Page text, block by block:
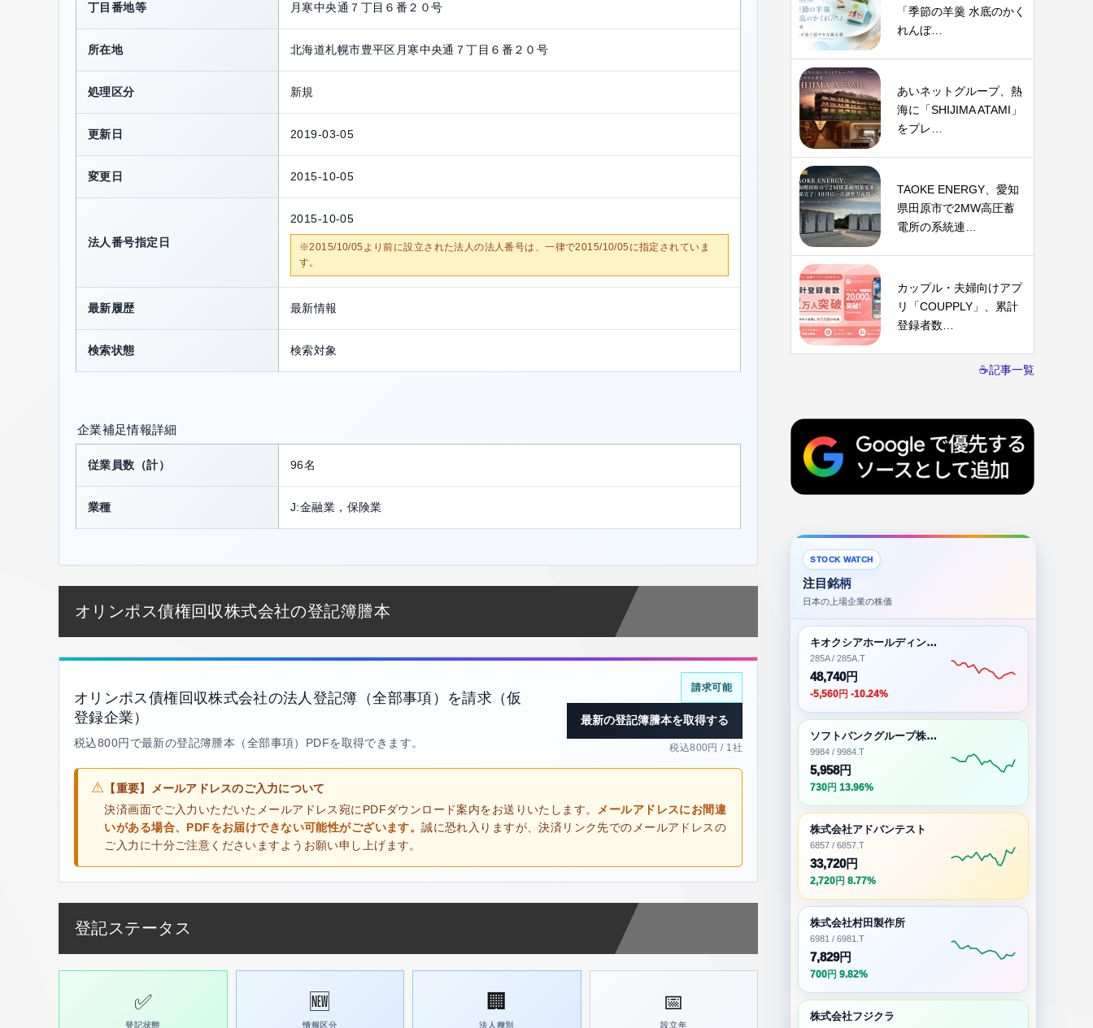
丁目番地等 月寒中央通７丁目６番２０号
所在地 北海道札幌市豊平区月寒中央通７丁目６番２０号
処理区分 新規
更新日 2019-03-05
変更日 2015-10-05
法人番号指定日
2015-10-05
※2015/10/05より前に設立された法人の法人番号は、一律で2015/10/05に指定されていま
す。
最新履歴 最新情報
検索状態 検索対象
企業補足情報詳細
従業員数（計） 96名
業種 J:金融業，保険業
オリンポス債権回収株式会社の登記簿謄本
オリンポス債権回収株式会社の法人登記簿（全部事項）を請求（仮
登録企業）
税込800円で最新の登記簿謄本（全部事項）PDFを取得できます。
請求可能
最新の登記簿謄本を取得する
税込800円 / 1社
⚠ 【重要】メールアドレスのご入力について
決済画面でご入力いただいたメールアドレス宛にPDFダウンロード案内をお送りいたします。 メールアドレスにお間違
いがある場合、PDFをお届けできない可能性がございます。誠に恐れ入りますが、決済リンク先でのメールアドレスの
ご入力に十分ご注意くださいますようお願い申し上げます。
登記ステータス
✅
登記状態
🆕
情報区分
🏢
法人種別
📅
設立年
「季節の羊羹 水底のかく
れんぼ…
あいネットグループ、熱
海に「SHIJIMA ATAMI」
をプレ…
TAOKE ENERGY、愛知
県田原市で2MW高圧蓄
電所の系統連…
カップル・夫婦向けアプ
リ「COUPPLY」、累計
登録者数…
☕記事一覧
STOCK WATCH
注目銘柄
日本の上場企業の株価
キオクシアホールディングス株式会社
285A / 285A.T
48,740円
-5,560円 -10.24%
ソフトバンクグループ株式会社
9984 / 9984.T
5,958円
730円 13.96%
株式会社アドバンテスト
6857 / 6857.T
33,720円
2,720円 8.77%
株式会社村田製作所
6981 / 6981.T
7,829円
700円 9.82%
株式会社フジクラ